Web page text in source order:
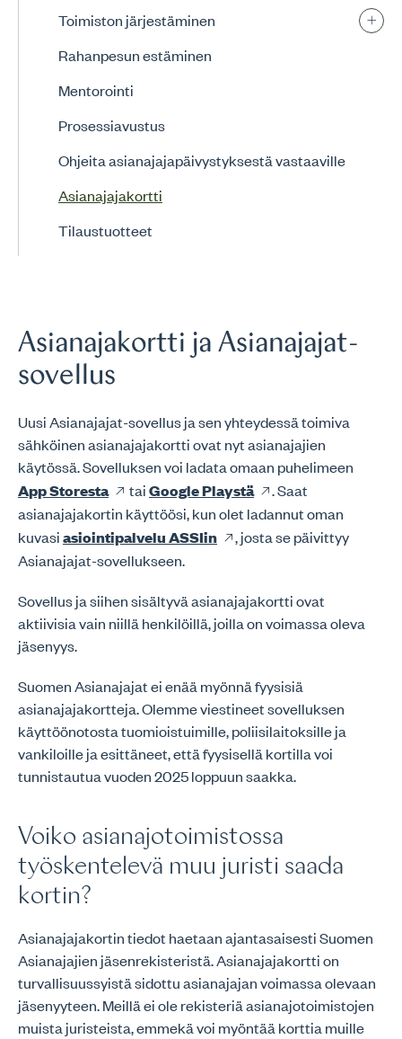
Toimiston järjestäminen
Rahanpesun estäminen
Mentorointi
Prosessiavustus
Ohjeita asianajajapäivystyksestä vastaaville
Asianajajakortti
Tilaustuotteet
Asianajakortti ja Asianajajat-
sovellus
Uusi Asianajajat-sovellus ja sen yhteydessä toimiva
sähköinen asianajajakortti ovat nyt asianajajien
käytössä. Sovelluksen voi ladata omaan puhelimeen
App Storesta
taiGoogle Playstä
. Saat
asianajajakortin käyttöösi, kun olet ladannut oman
kuvasiasiointipalvelu ASSIin
, josta se päivittyy
Asianajajat-sovellukseen.
Sovellus ja siihen sisältyvä asianajajakortti ovat
aktiivisia vain niillä henkilöillä, joilla on voimassa oleva
jäsenyys.
Suomen Asianajajat ei enää myönnä fyysisiä
asianajajakortteja. Olemme viestineet sovelluksen
käyttöönotosta tuomioistuimille, poliisilaitoksille ja
vankiloille ja esittäneet, että fyysisellä kortilla voi
tunnistautua vuoden 2025 loppuun saakka.
Voiko asianajotoimistossa
työskentelevä muu juristi saada
kortin?
Asianajajakortin tiedot haetaan ajantasaisesti Suomen
Asianajajien jäsenrekisteristä. Asianajajakortti on
turvallisuussyistä sidottu asianajajan voimassa olevaan
jäsenyyteen. Meillä ei ole rekisteriä asianajotoimistojen
muista juristeista, emmekä voi myöntää korttia muille